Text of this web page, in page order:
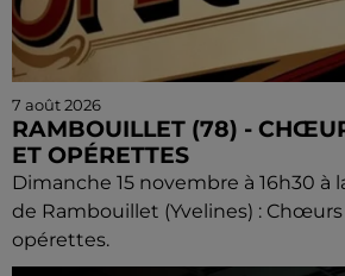
7 août 2026
RAMBOUILLET (78) -
ET OPÉRETTES
Dimanche 15 novembre à 16h30 à
de Rambouillet (Yvelines) : Chœurs
opérettes.